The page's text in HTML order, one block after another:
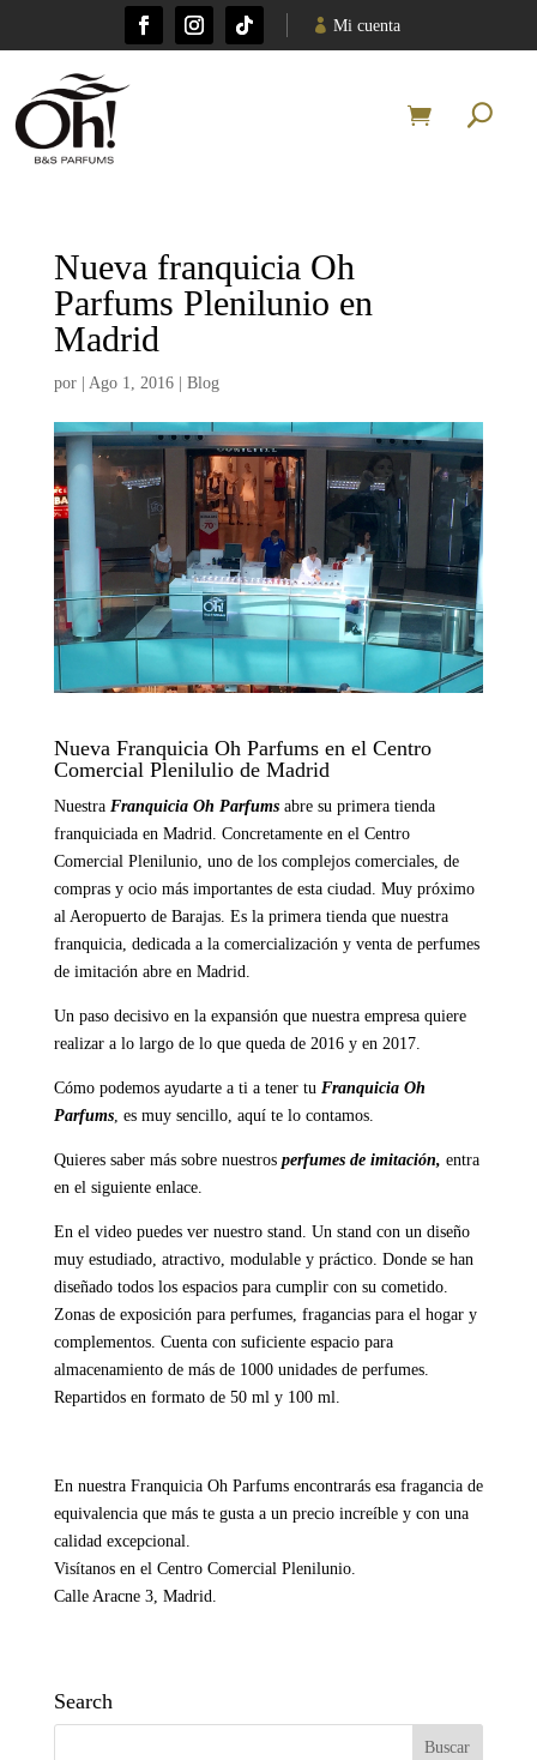
Mi cuenta
Nueva franquicia Oh
Parfums Plenilunio en
Madrid
por | Ago 1, 2016| Blog
Nueva Franquicia Oh Parfums en el Centro
Comercial Plenilulio de Madrid
Nuestra Franquicia Oh Parfumsabre su primera tienda
franquiciada en Madrid. Concretamente en el Centro
Comercial Plenilunio, uno de los complejos comerciales, de
compras y ocio más importantes de esta ciudad. Muy próximo
al Aeropuerto de Barajas. Es la primera tienda que nuestra
franquicia, dedicada a la comercialización y venta de perfumes
de imitación abre en Madrid.
Un paso decisivo en la expansión que nuestra empresa quiere
realizar a lo largo de lo que queda de 2016 y en 2017.
Cómo podemos ayudarte a ti a tener tu Franquicia Oh
Parfums, es muy sencillo, aquí te lo contamos.
Quieres saber más sobre nuestros perfumes de imitación, entra
en el siguiente enlace.
En el video puedes ver nuestro stand. Un stand con un diseño
muy estudiado, atractivo, modulable y práctico. Donde se han
diseñado todos los espacios para cumplir con su cometido.
Zonas de exposición para perfumes, fragancias para el hogar y
complementos. Cuenta con suficiente espacio para
almacenamiento de más de 1000 unidades de perfumes.
Repartidos en formato de 50 ml y 100 ml.
En nuestra Franquicia Oh Parfums encontrarás esa fragancia de
equivalencia que más te gusta a un precio increíble y con una
calidad excepcional.
Visítanos en el Centro Comercial Plenilunio.
Calle Aracne 3, Madrid.
Search